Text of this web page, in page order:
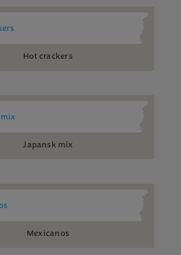
Hot crackers
Japansk mix
Mexicanos